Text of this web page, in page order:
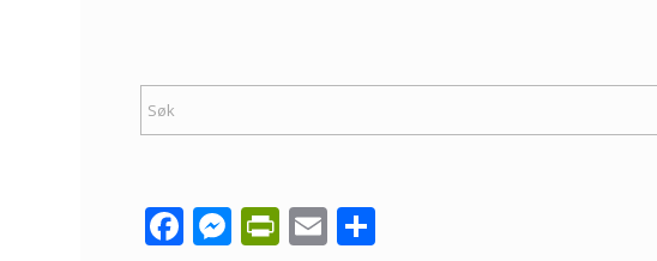
Facebook
Messenger
PrintFriendly
Email